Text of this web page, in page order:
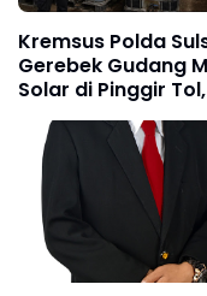
Kremsus Polda
Gerebek Gudang
Solar di Pinggir Tol,
Ton BBM Subsidi
Diamankan